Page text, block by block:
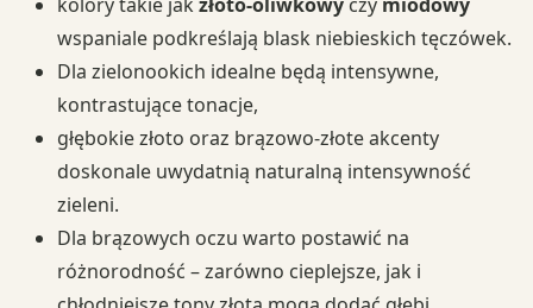
wspaniale podkreślają blask niebieskich tęczówek.
Dla zielonookich idealne będą intensywne,
kontrastujące tonacje,
głębokie złoto oraz brązowo-złote akcenty
doskonale uwydatnią naturalną intensywność
zieleni.
Dla brązowych oczu warto postawić na
różnorodność – zarówno cieplejsze, jak i